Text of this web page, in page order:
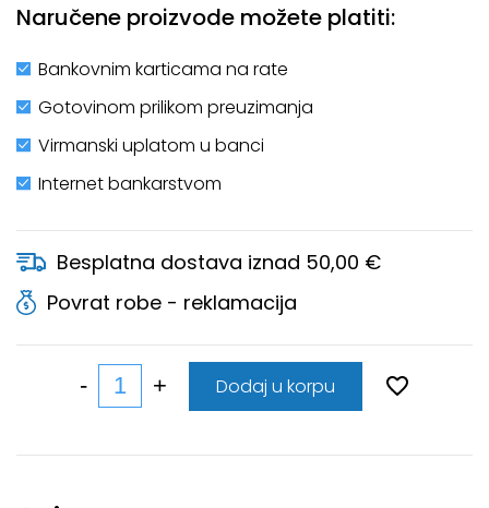
Naručene proizvode možete platiti:
Bankovnim karticama na rate
Gotovinom prilikom preuzimanja
Virmanski uplatom u banci
Internet bankarstvom
Besplatna dostava iznad 50,00 €
Povrat robe - reklamacija
Dodaj u korpu